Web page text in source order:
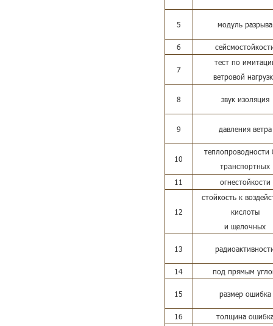
5 модуль разрыва
6
7
тест по
ветровой
8 звук изоляция
9 давления ветра
10
теплопроводности
транспортных
11
огнестойкости
12
стойкость к
кислоты
и щелочных
13
14 под прямым
15 размер ошибка
16
толщина